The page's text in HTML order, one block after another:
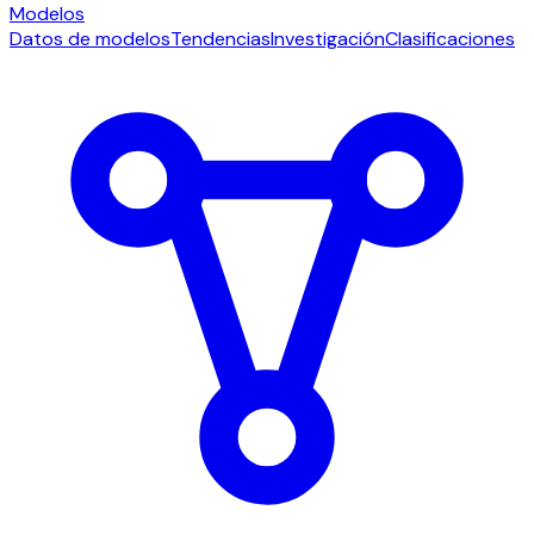
Modelos
Datos de modelosTendenciasInvestigaciónClasificaciones